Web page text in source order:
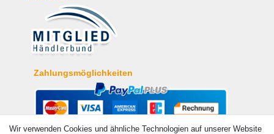
Zahlungsmöglichkeiten
Wir verwenden Cookies und ähnliche Technologien auf unserer Website